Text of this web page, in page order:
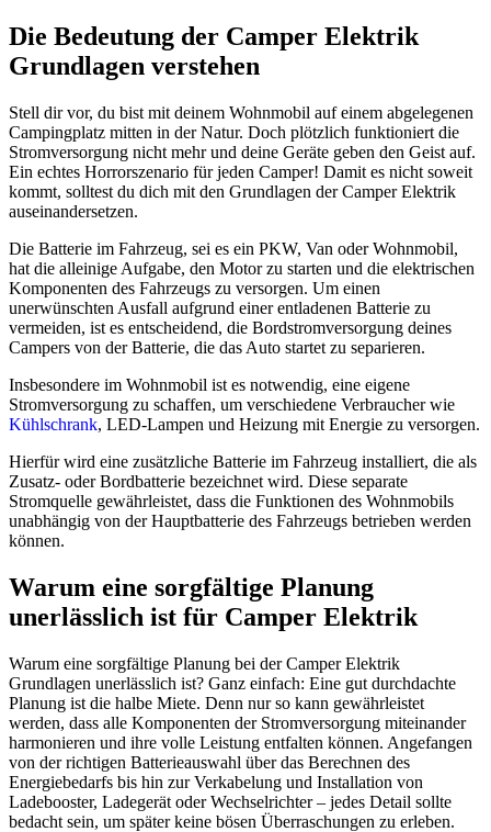
Die Bedeutung der Camper Elektrik
Grundlagen verstehen
Stell dir vor, du bist mit deinem Wohnmobil auf einem abgelegenen
Campingplatz mitten in der Natur. Doch plötzlich funktioniert die
Stromversorgung nicht mehr und deine Geräte geben den Geist auf.
Ein echtes Horrorszenario für jeden Camper! Damit es nicht soweit
kommt, solltest du dich mit den Grundlagen der Camper Elektrik
auseinandersetzen.
Die Batterie im Fahrzeug, sei es ein PKW, Van oder Wohnmobil,
hat die alleinige Aufgabe, den Motor zu starten und die elektrischen
Komponenten des Fahrzeugs zu versorgen. Um einen
unerwünschten Ausfall aufgrund einer entladenen Batterie zu
vermeiden, ist es entscheidend, die Bordstromversorgung deines
Campers von der Batterie, die das Auto startet zu separieren.
Insbesondere im Wohnmobil ist es notwendig, eine eigene
Stromversorgung zu schaffen, um verschiedene Verbraucher wie
Kühlschrank, LED-Lampen und Heizung mit Energie zu versorgen.
Hierfür wird eine zusätzliche Batterie im Fahrzeug installiert, die als
Zusatz- oder Bordbatterie bezeichnet wird. Diese separate
Stromquelle gewährleistet, dass die Funktionen des Wohnmobils
unabhängig von der Hauptbatterie des Fahrzeugs betrieben werden
können.
Warum eine sorgfältige Planung
unerlässlich ist für Camper Elektrik
Warum eine sorgfältige Planung bei der Camper Elektrik
Grundlagen unerlässlich ist? Ganz einfach: Eine gut durchdachte
Planung ist die halbe Miete. Denn nur so kann gewährleistet
werden, dass alle Komponenten der Stromversorgung miteinander
harmonieren und ihre volle Leistung entfalten können. Angefangen
von der richtigen Batterieauswahl über das Berechnen des
Energiebedarfs bis hin zur Verkabelung und Installation von
Ladebooster, Ladegerät oder Wechselrichter – jedes Detail sollte
bedacht sein, um später keine bösen Überraschungen zu erleben.